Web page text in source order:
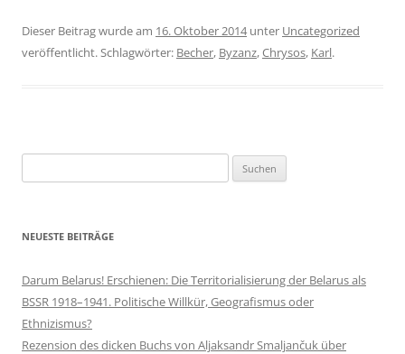
Dieser Beitrag wurde am 16. Oktober 2014unter Uncategorized
veröffentlicht. Schlagwörter: Becher, Byzanz,Chrysos, Karl.
nach:
NEUESTE BEITRÄGE
Darum Belarus! Erschienen: Die Territorialisierung der Belarus als
BSSR 1918–1941. Politische Willkür, Geografismus oder
Ethnizismus?
Rezension des dicken Buchs von Aljaksandr Smaljančuk über